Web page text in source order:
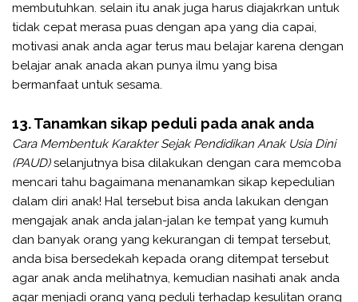
membutuhkan. selain itu anak juga harus diajakrkan untuk
tidak cepat merasa puas dengan apa yang dia capai,
motivasi anak anda agar terus mau belajar karena dengan
belajar anak anada akan punya ilmu yang bisa
bermanfaat untuk sesama.
13. Tanamkan sikap peduli pada anak anda
Cara Membentuk Karakter Sejak Pendidikan Anak Usia Dini
(PAUD)selanjutnya bisa dilakukan dengan cara memcoba
mencari tahu bagaimana menanamkan sikap kepedulian
dalam diri anak! Hal tersebut bisa anda lakukan dengan
mengajak anak anda jalan-jalan ke tempat yang kumuh
dan banyak orang yang kekurangan di tempat tersebut,
anda bisa bersedekah kepada orang ditempat tersebut
agar anak anda melihatnya, kemudian nasihati anak anda
agar menjadi orang yang peduli terhadap kesulitan orang